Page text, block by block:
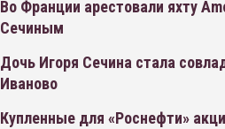
Во Франции арестовали яхту
Сечиным
Дочь Игоря Сечина стала
Иваново
Купленные для «Роснефти»